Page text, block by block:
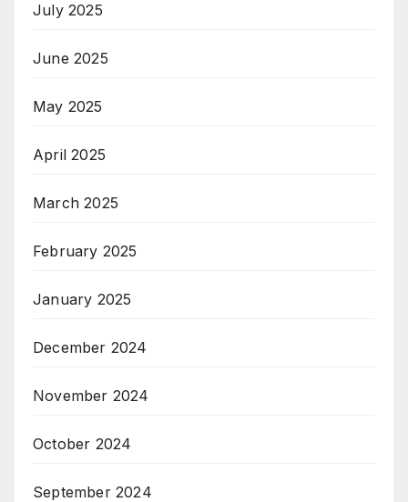
July 2025
June 2025
May 2025
April 2025
March 2025
February 2025
January 2025
December 2024
November 2024
October 2024
September 2024